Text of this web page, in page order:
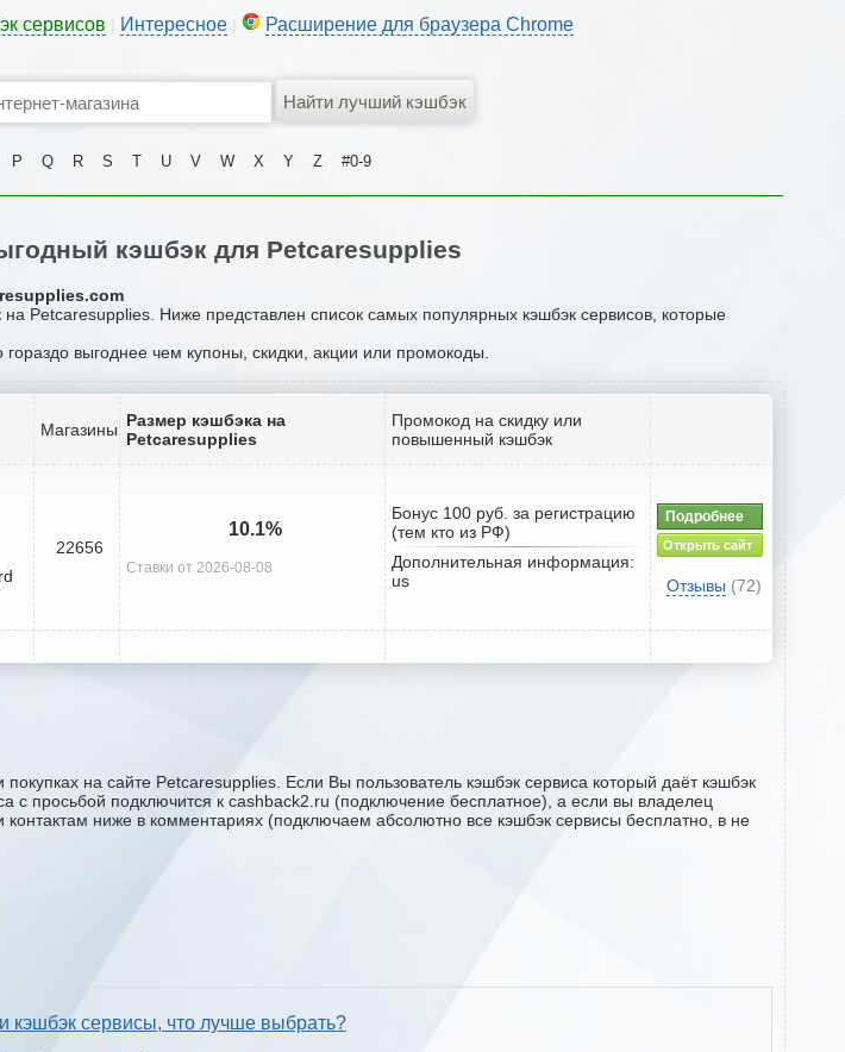
сервисов Интересное Расширение для браузера Chrome
P Q R S T U V W X Y Z #0-9
кэшбэк для Petcaresupplies
Petcaresupplies. Ниже представлен список самых популярных кэшбэк сервисов, которые
выгоднее чем купоны, скидки, акции или промокоды.
Магазины Размер кэшбэка на
Petcaresupplies
Промокод на скидку или
повышенный кэшбэк
22656
10.1%
Ставки от 2026-08-08
Бонус 100 руб. за регистрацию
(тем кто из РФ)
Дополнительная информация:
us
Подробнее
Открыть сайт
Отзывы (72)
на сайте Petcaresupplies. Если Вы пользователь кэшбэк сервиса который даёт кэшбэк
с проcьбой подключится к cashback2.ru (подключение бесплатное), а если вы владелец
контактам ниже в комментариях (подключаем абсолютно все кэшбэк сервисы бесплатно, в не
кэшбэк сервисы, что лучше выбрать?